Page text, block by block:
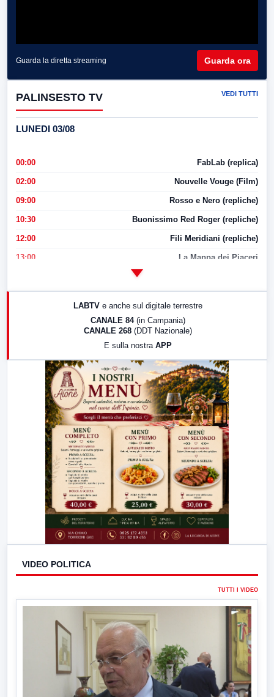
Guarda la diretta streaming Guarda ora
PALINSESTO TV VEDI TUTTI
LUNEDI 03/08
00:00 FabLab (replica)
02:00 Nouvelle Vouge (Film)
09:00 Rosso e Nero (repliche)
10:30 Buonissimo Red Roger (repliche)
12:00 Fili Meridiani (repliche)
13:00 La Mappa dei Piaceri
LabNews (replica)
LABTV e anche sul digitale terrestre
CANALE 84 (in Campania)
CANALE 268 (DDT Nazionale)
E sulla nostra APP
VIDEO POLITICA
TUTTI I VIDEO